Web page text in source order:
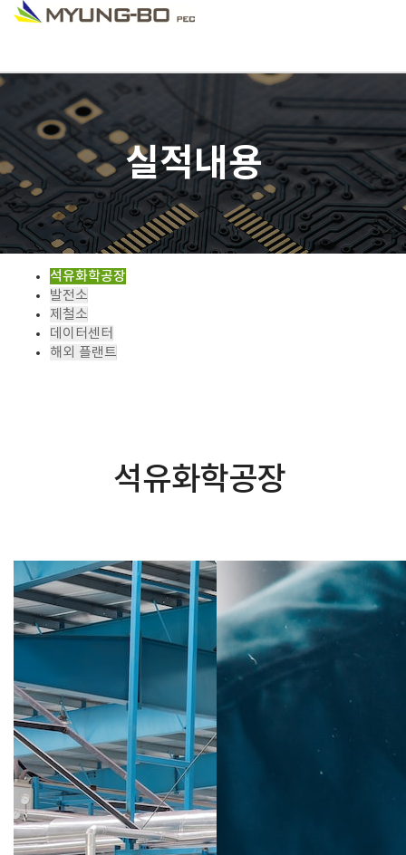
실적내용
석유화학공장
발전소
제철소
데이터센터
해외 플랜트
석유화학공장